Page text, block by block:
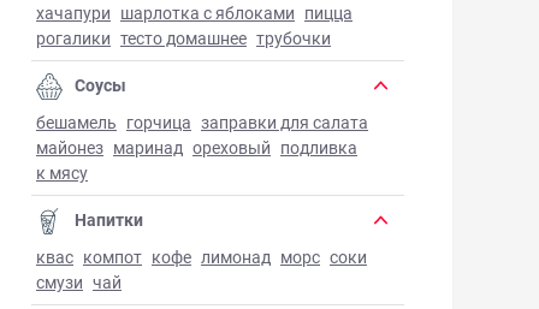
хачапури шарлотка с яблоками пицца
рогалики тесто домашнее трубочки
Соусы
бешамель горчица заправки для салата
майонез маринад ореховый подливка
к мясу
Напитки
квас компот кофе лимонад морс соки
смузи чай